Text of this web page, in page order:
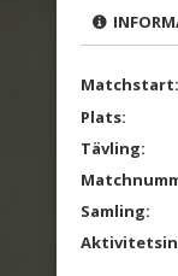
Matchstart:
Plats:
Tävling:
Samling: